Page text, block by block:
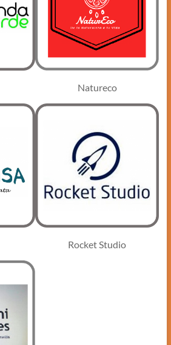
Natureco
Rocket Studio